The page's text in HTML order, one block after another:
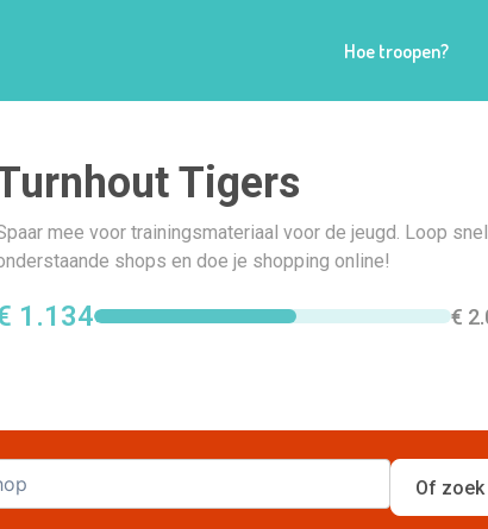
Hoe troopen?
Tigers
mee voor trainingsmateriaal voor de jeugd. Loop
shops en doe je shopping online!
1.134 €